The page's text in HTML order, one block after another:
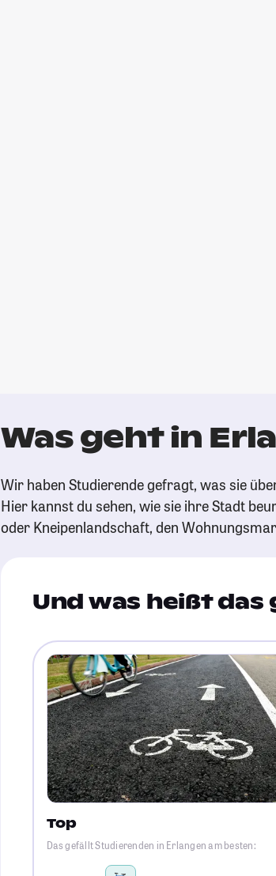
Was geht in
Wir haben Studierende gefragt, was sie
Hier kannst du sehen, wie sie ihre Stadt
oder Kneipenlandschaft, den
Und was heißt das
Top
Das gefällt Studierenden in Erlangen am besten: